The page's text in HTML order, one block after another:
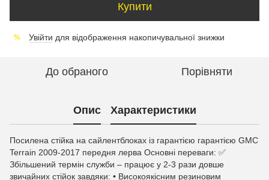
Купити
% Увійти для відображення накопичувальної знижки
До обраного Порівняти
Опис Характеристики
Посилена стійка на сайлентблоках із гарантією гарантією GMC
Terrain 2009-2017 передня лерва Основні переваги: ✅
Збільшений термін служби – працює у 2-3 рази довше
звичайних стійок завдяки: • Високоякісним резиновим